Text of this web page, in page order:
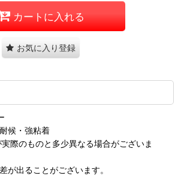
カートに入れる
お気に入り登録
候・強粘着
際のものと多少異なる場合がございま
が出ることがございます。